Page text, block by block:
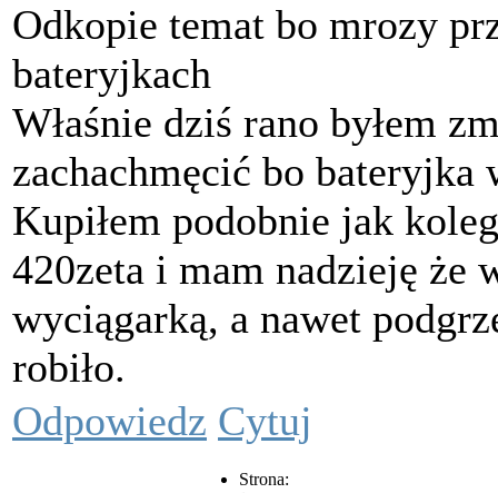
Odkopie temat bo mrozy
bateryjkach
Właśnie dziś rano byłem
zachachmęcić bo bateryjka
Kupiłem podobnie jak
420zeta i mam nadzieję że
wyciągarką, a nawet
robiło.
Odpowiedz Cytuj
Strona: